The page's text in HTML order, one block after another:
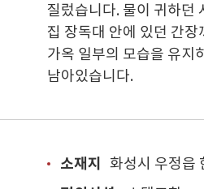
질렀습니다. 물이 귀하던
집 장독대 안에 있던 간
가옥 일부의 모습을 유지
남아있습니다.
소재지
화성시 우정읍